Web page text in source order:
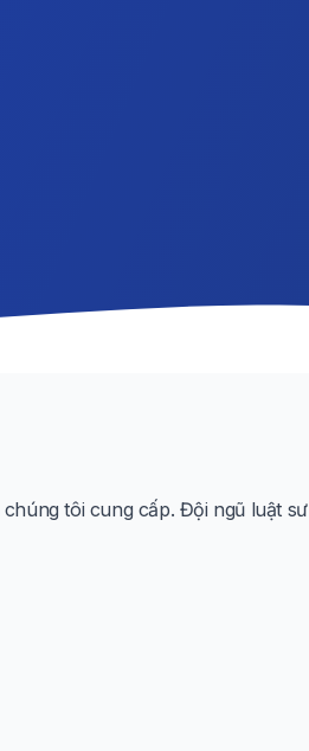
tôi cung cấp. Đội ngũ luật sư